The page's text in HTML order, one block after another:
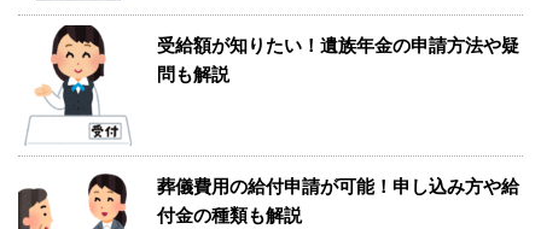
受給額が知りたい！遺族年金の申請方法や疑
問も解説
葬儀費用の給付申請が可能！申し込み方や給
付金の種類も解説